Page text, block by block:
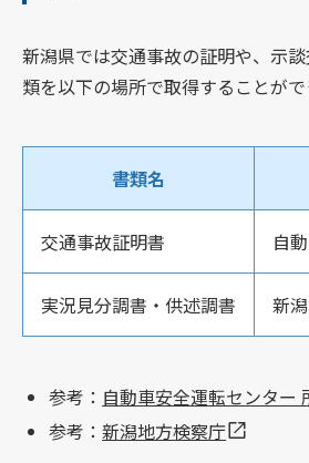
新潟県では交通事故の証明や、示
類を以下の場所で取得することがで
書類名
交通事故証明書 自
実況見分調書・供述調書 新
参考： 自動車安全運転センター
参考：新潟地方検察庁